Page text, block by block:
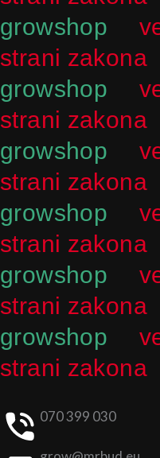
growshop
strani zakona
growshop
strani zakona
growshop
strani zakona
growshop
strani zakona
growshop
strani zakona
growshop
strani zakona
070 399 030